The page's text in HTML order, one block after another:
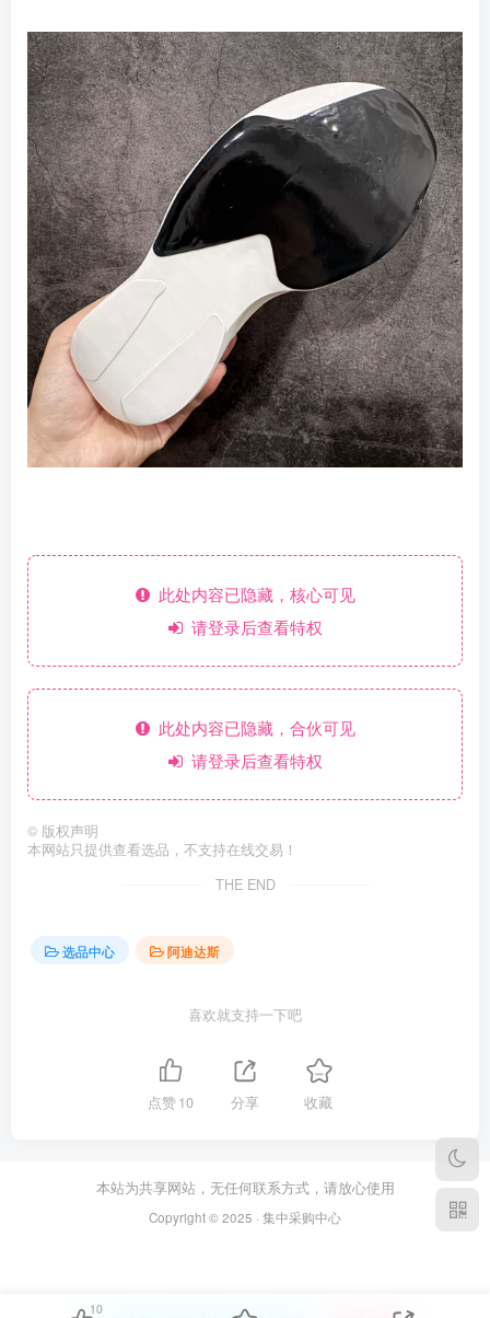
此处内容已隐藏，核心可见
请登录后查看特权
此处内容已隐藏，合伙可见
请登录后查看特权
© 版权声明
本网站只提供查看选品，不支持在线交易！
THE END
选品中心 阿迪达斯
喜欢就支持一下吧
点赞10 分享 收藏
本站为共享网站，无任何联系方式，请放心使用
Copyright © 2025 · 集中采购中心
10